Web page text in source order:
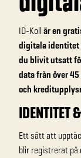
ID-Kollär en
digitala identitet
du blivit utsatt
data från över
och
IDENTITET
Ett sätt att
blir registrerat på